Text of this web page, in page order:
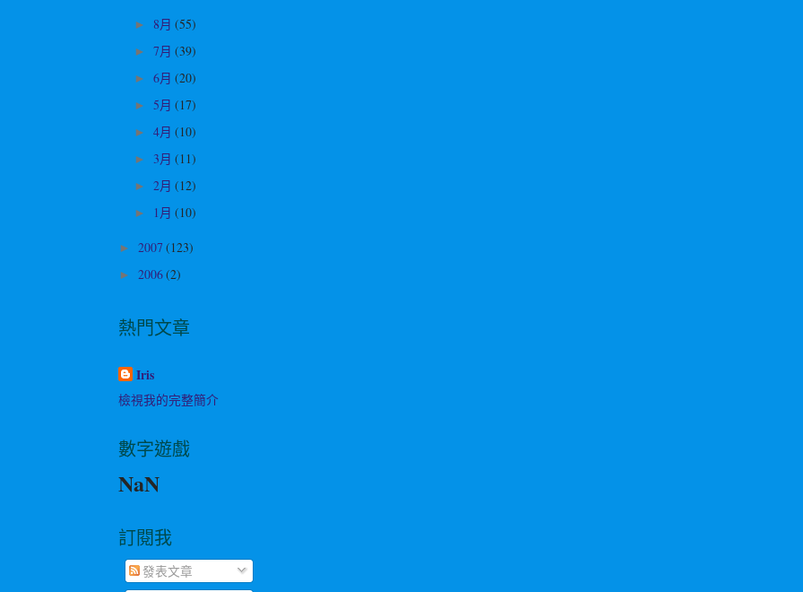
► 8月 (55)
► 7月 (39)
► 6月 (20)
► 5月 (17)
► 4月 (10)
► 3月 (11)
► 2月 (12)
► 1月 (10)
► 2007 (123)
► 2006(2)
熱門文章
Iris
檢視我的完整簡介
數字遊戲
NaN
訂閱我
發表文章